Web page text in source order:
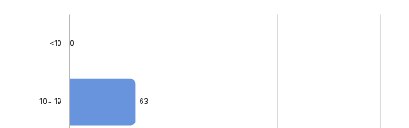
0
63
<10
10 - 19